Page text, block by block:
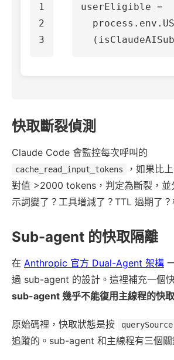
1
2
userEligible =
process . env .
(
快取斷裂偵測
Claude Code 會監控每次呼叫的
cache_read_input_tokens
，如果比
對值 >2000 tokens，判定為斷裂，並
示詞變了？工具增減了？TTL 過期了？
Sub-agent 的快取隔離
在 Anthropic 官方 Dual-Agent 架構
過 sub-agent 的設計。這裡補充一個
sub-agent 幾乎不能復用主線程的快取
原始碼裡，快取狀態是按 querySource
追蹤的。sub-agent 和主線程有三個關